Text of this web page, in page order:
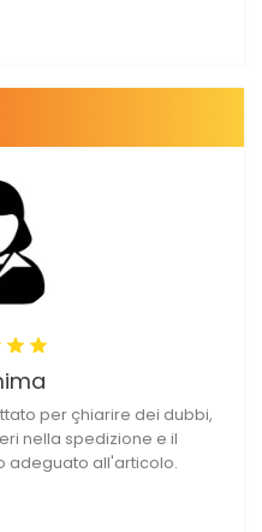
per çhiarire dei dubbi,
nella spedizione e il
adeguato all'articolo.